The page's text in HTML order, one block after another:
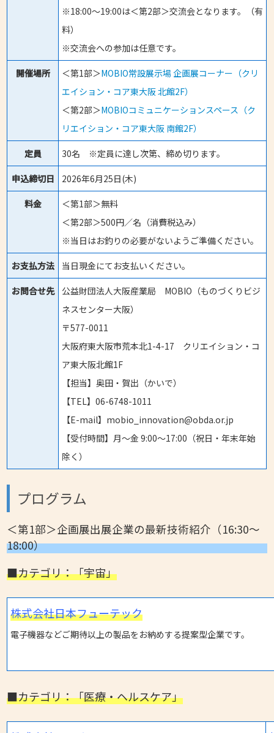
※18:00～19:00は＜第2部＞交流会となります。（有
料）
※交流会への参加は任意です。
開催場所 ＜第1部＞MOBIO常設展示場 企画展コーナー（クリ
エイション・コア東大阪 北館2F）
＜第2部＞MOBIOコミュニケーションスペース（ク
リエイション・コア東大阪 南館2F）
定員 30名 ※定員に達し次第、締め切ります。
申込締切日 2026年6月25日(木)
料金
＜第1部＞無料
＜第2部＞500円／名（消費税込み）
※当日はお釣りの必要がないようご準備ください。
お支払方法 当日現金にてお支払いください。
お問合せ先
公益財団法人大阪産業局 MOBIO（ものづくりビジ
ネスセンター大阪）
〒577-0011
大阪府東大阪市荒本北1-4-17 クリエイション・コ
ア東大阪北館1F
【担当】奥田・賀出（かいで）
【TEL】06-6748-1011
【E-mail】mobio_innovation@obda.or.jp
【受付時間】月〜金 9:00〜17:00（祝日・年末年始
除く）
プログラム
＜第1部＞企画展出展企業の最新技術紹介（16:30～
18:00）
■カテゴリ：「宇宙」
株式会社日本フューテック
電子機器などご期待以上の製品をお納めする提案型企業です。
■カテゴリ：「医療・ヘルスケア」